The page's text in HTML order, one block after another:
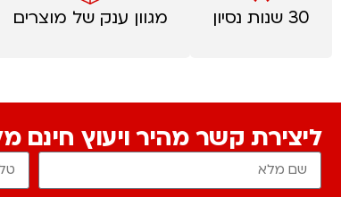
30 שנות נסיון מגוון ענק של מוצרים
ליצירת קשר מהיר ויעוץ חינם